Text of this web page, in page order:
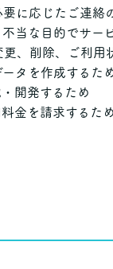
に応じたご連絡
当な目的でサ
、削除、ご利用
タを作成するた
開発するため
金を請求するため